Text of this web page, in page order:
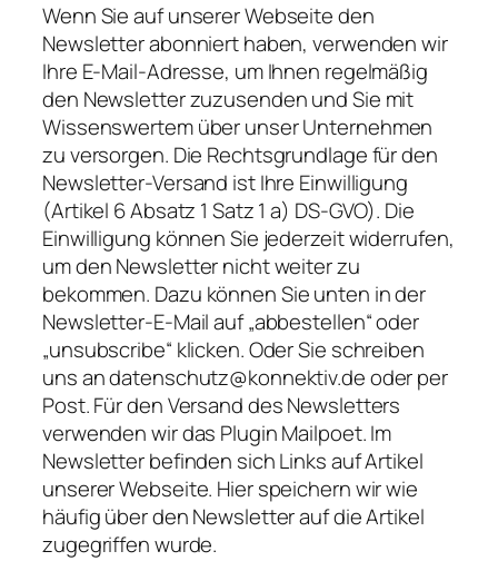
Wenn Sie auf unserer Webseite den
Newsletter abonniert haben, verwenden wir
Ihre E-Mail-Adresse, um Ihnen regelmäßig
den Newsletter zuzusenden und Sie mit
Wissenswertem über unser Unternehmen
zu versorgen. Die Rechtsgrundlage für den
Newsletter-Versand ist Ihre Einwilligung
(Artikel 6 Absatz 1 Satz 1 a) DS-GVO). Die
Einwilligung können Sie jederzeit widerrufen,
um den Newsletter nicht weiter zu
bekommen. Dazu können Sie unten in der
Newsletter-E-Mail auf „abbestellen“ oder
„unsubscribe“ klicken. Oder Sie schreiben
uns an datenschutz@konnektiv.de oder per
Post. Für den Versand des Newsletters
verwenden wir das Plugin Mailpoet. Im
Newsletter befinden sich Links auf Artikel
unserer Webseite. Hier speichern wir wie
häufig über den Newsletter auf die Artikel
zugegriffen wurde.